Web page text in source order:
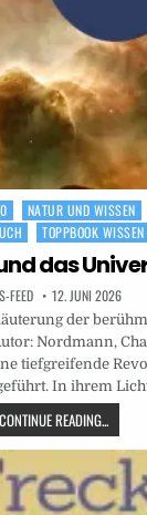
NATUR UND WISSEN
TOPPBOOK WISSEN
das
FEED 12. JUNI 2026
der
Nordmann,
tiefgreifende
In ihrem
CONTINUE READING...